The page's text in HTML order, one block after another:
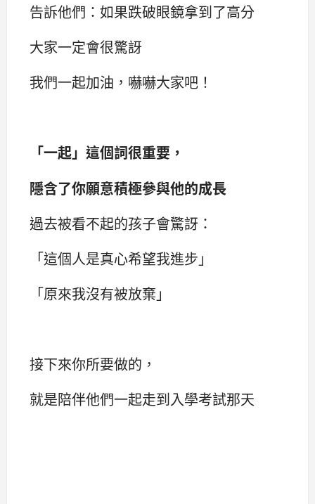
告訴他們：如果跌破眼鏡拿到了高分
大家一定會很驚訝
我們一起加油，嚇嚇大家吧！
「一起」這個詞很重要，
隱含了你願意積極參與他的成長
過去被看不起的孩子會驚訝：
「這個人是真心希望我進步」
「原來我沒有被放棄」
接下來你所要做的，
就是陪伴他們一起走到入學考試那天